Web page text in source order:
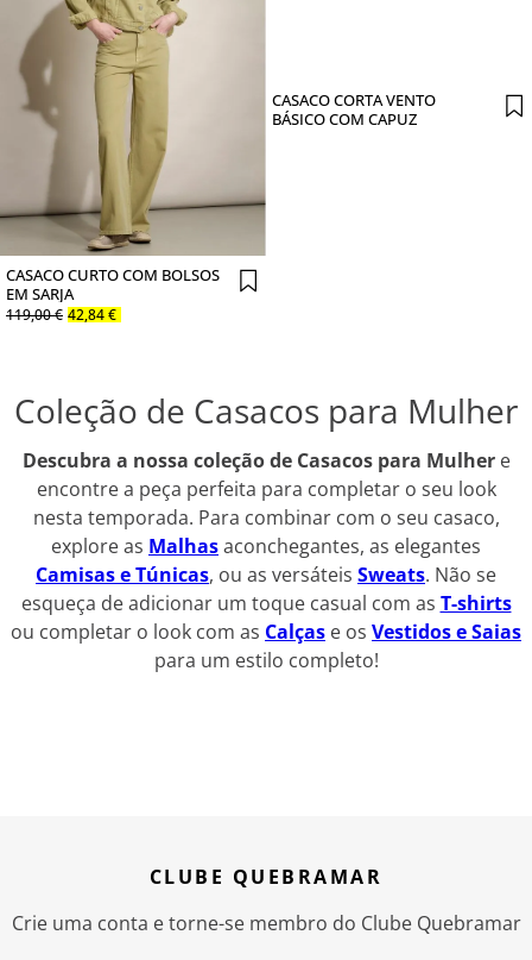
CASACO CURTO COM BOLSOS
EM SARJA
119,00€ 42,84€
CASACO CORTA VENTO
BÁSICO COM CAPUZ
Coleção de Casacos para Mulher
Descubra a nossa coleção de Casacos para Mulhere
encontre a peça perfeita para completar o seu look
nesta temporada. Para combinar com o seu casaco,
explore as Malhasaconchegantes, as elegantes
Camisas e Túnicas, ou as versáteis Sweats. Não se
esqueça de adicionar um toque casual com as T-shirts
ou completar o look com as Calças e os Vestidos e Saias
para um estilo completo!
CLUBE QUEBRAMAR
Crie uma conta e torne-se membro do Clube Quebramar